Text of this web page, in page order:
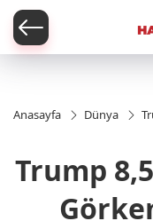
Anasayfa Dünya
Trump